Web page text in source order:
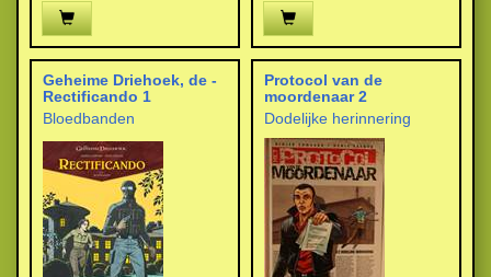
Geheime Driehoek, de -
Rectificando 1
Bloedbanden
Protocol van de
moordenaar 2
Dodelijke herinnering